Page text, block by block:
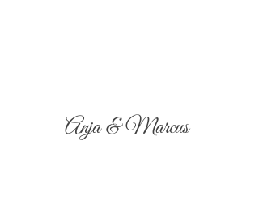
Anja & Marcus